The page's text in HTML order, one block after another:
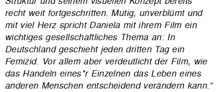
recht weit fortgeschritten. Mutig, unverblümt und
mit viel Herz spricht Daniela mit ihrem Film ein
wichtiges gesellschaftliches Thema an: In
Deutschland geschieht jeden dritten Tag ein
Femizid. Vor allem aber verdeutlicht der Film, wie
das Handeln eines*r Einzelnen das Leben eines
anderen Menschen entscheidend verändern kann.“